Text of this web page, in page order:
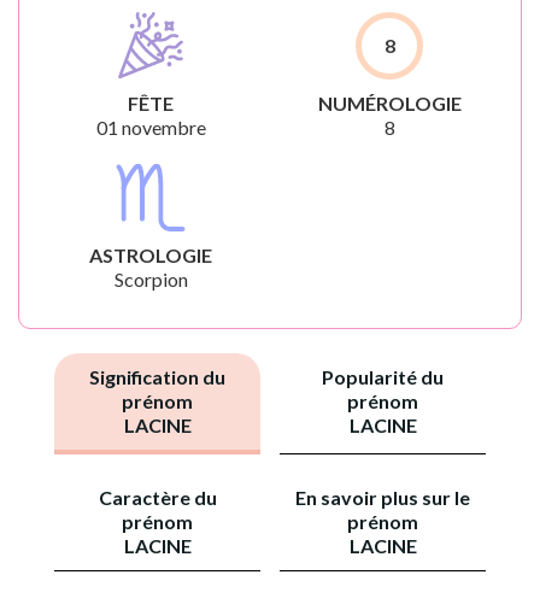
FÊTE
01 novembre
8
NUMÉROLOGIE
8
ASTROLOGIE
Scorpion
Signification du
prénom
LACINE
Popularité du
prénom
LACINE
Caractère du
prénom
LACINE
En savoir plus sur le
prénom
LACINE